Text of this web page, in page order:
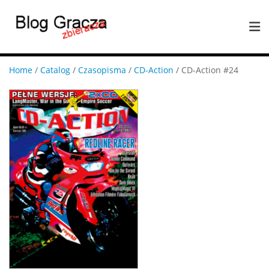
Home / Catalog / Czasopisma / CD-Action / CD-Action #24